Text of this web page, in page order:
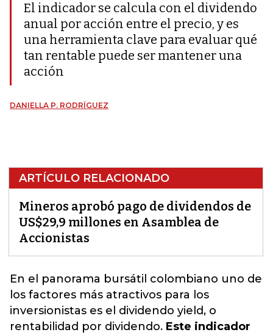
El indicador se calcula con el dividendo
anual por acción entre el precio, y es
una herramienta clave para evaluar qué
tan rentable puede ser mantener una
acción
DANIELLA P. RODRÍGUEZ
ARTÍCULO RELACIONADO
Mineros aprobó pago de dividendos de
US$29,9 millones en Asamblea de
Accionistas
En el panorama bursátil colombiano uno de
los factores más atractivos para los
inversionistas es el dividendo yield, o
rentabilidad por dividendo. Este indicador